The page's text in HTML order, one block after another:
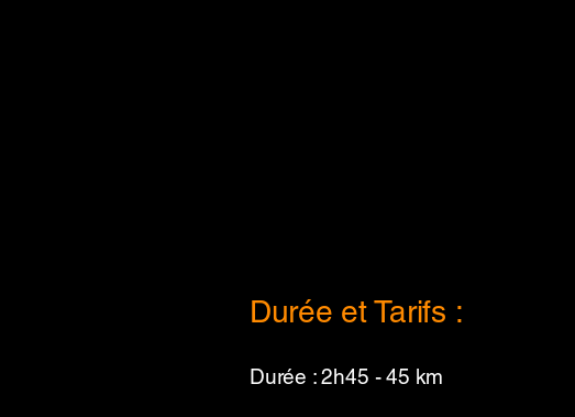
Durée et Tarifs :
Durée : 2h45 - 45 km